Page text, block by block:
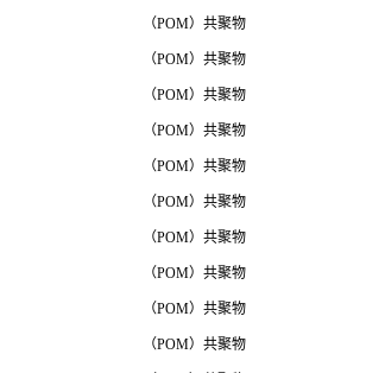
（POM）共聚物
（POM）共聚物
（POM）共聚物
（POM）共聚物
（POM）共聚物
（POM）共聚物
（POM）共聚物
（POM）共聚物
（POM）共聚物
（POM）共聚物